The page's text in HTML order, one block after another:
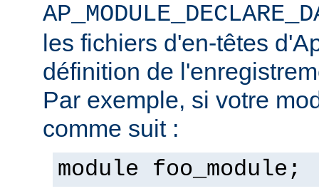
les fichiers d'en-têtes
définition de
Par exemple, si votre
comme suit :
module foo_module;